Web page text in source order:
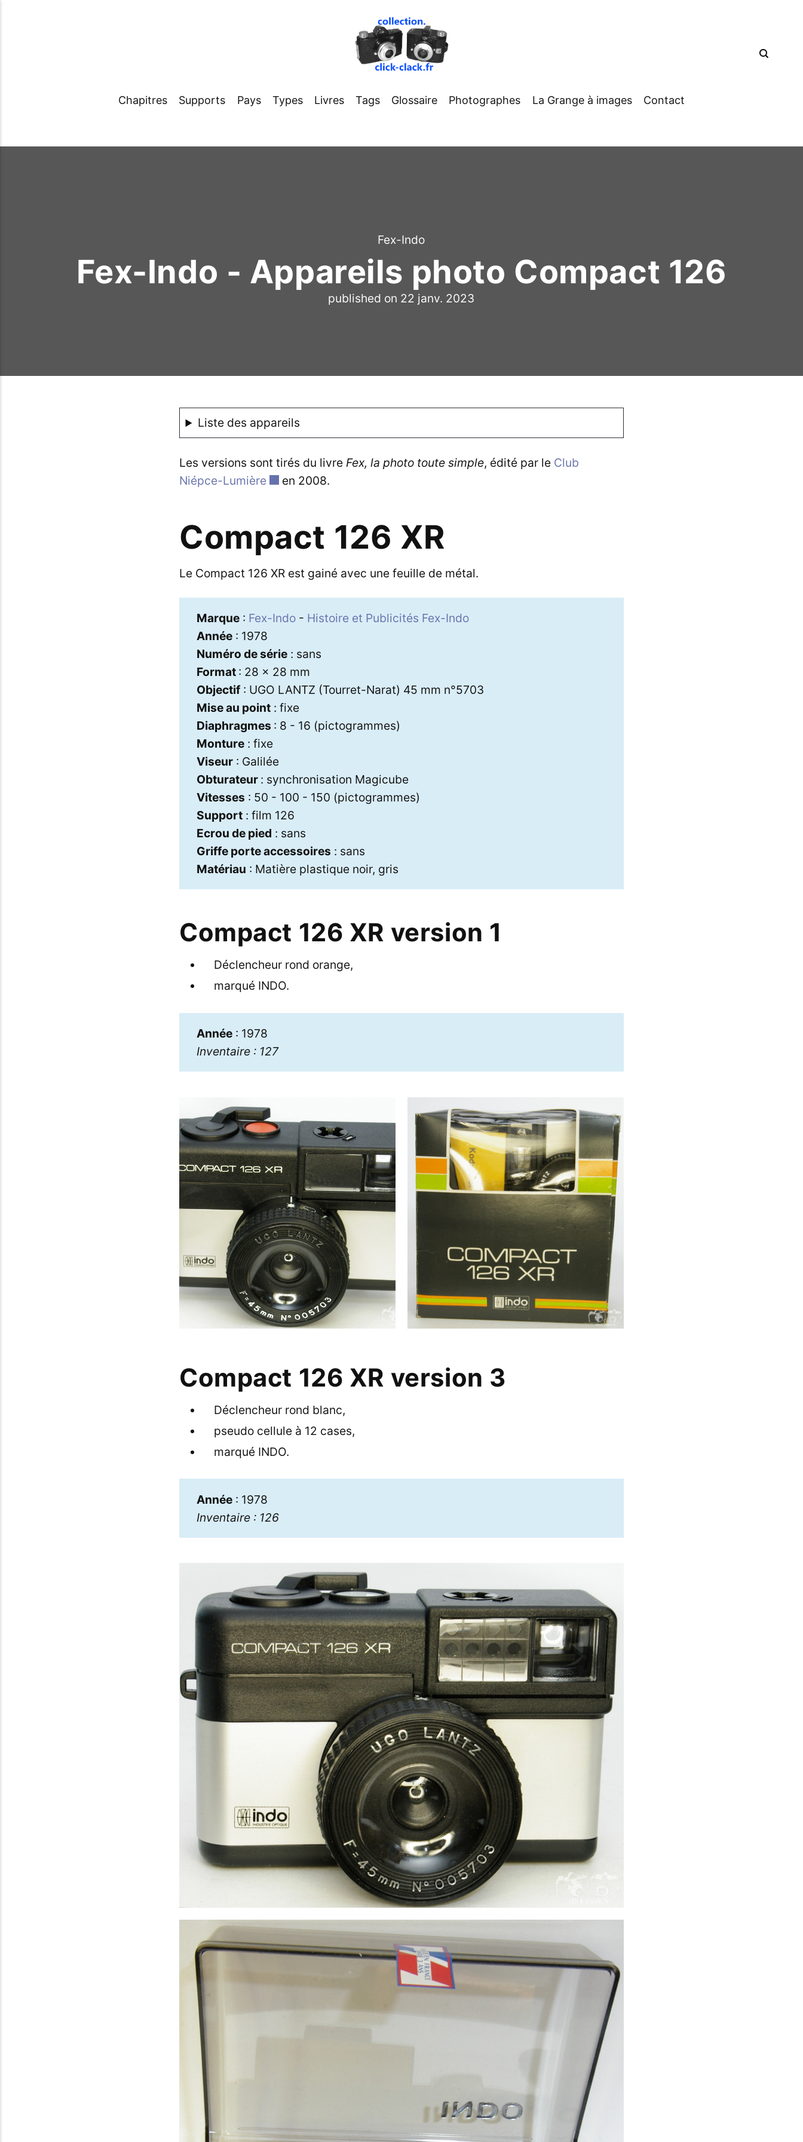
Chapitres Supports Pays Types Livres Tags Glossaire Photographes La Grange à images Contact
Fex-Indo
Fex-Indo - Appareils photo Compact 126
published on 22 janv. 2023
Liste des appareils
Les versions sont tirés du livre Fex, la photo toute simple, édité par le Club
Niépce-Lumière
en 2008.
Compact 126 XR
Le Compact 126 XR est gainé avec une feuille de métal.
Marque: Fex-Indo- Histoire et Publicités Fex-Indo
Année: 1978
Numéro de série: sans
Format : 28 x 28 mm
Objectif: UGO LANTZ (Tourret-Narat) 45 mm n°5703
Mise au point: fixe
Diaphragmes : 8 - 16 (pictogrammes)
Monture: fixe
Viseur: Galilée
Obturateur : synchronisation Magicube
Vitesses : 50 - 100 - 150 (pictogrammes)
Support: film 126
Ecrou de pied : sans
Griffe porte accessoires : sans
Matériau : Matière plastique noir, gris
Compact 126 XR version 1
Déclencheur rond orange,
marqué INDO.
Année: 1978
Inventaire : 127
Compact 126 XR version 3
Déclencheur rond blanc,
pseudo cellule à 12 cases,
marqué INDO.
Année: 1978
Inventaire : 126